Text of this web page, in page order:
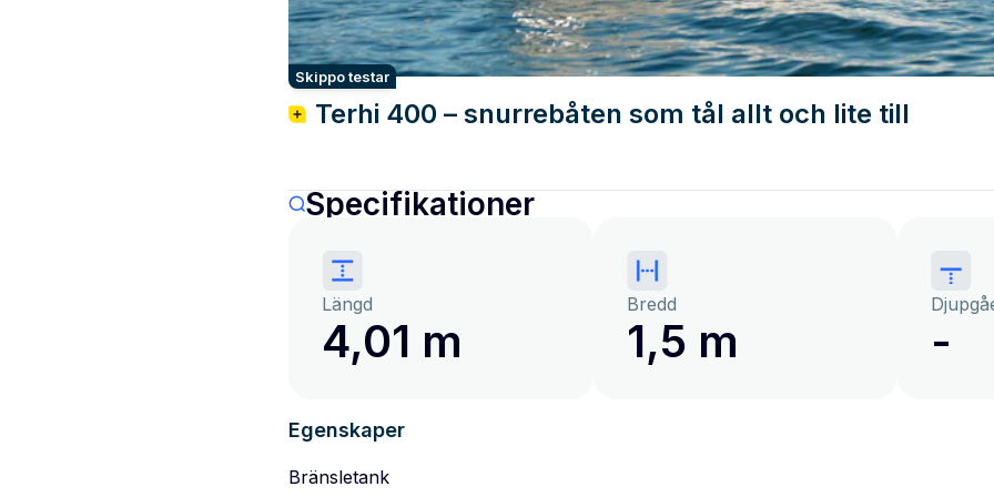
Skippo testar
Terhi 400 – snurrebåten som tål allt och lite till
Specifikationer
Längd
4,01 m
Bredd
1,5 m -
Egenskaper
Bränsletank